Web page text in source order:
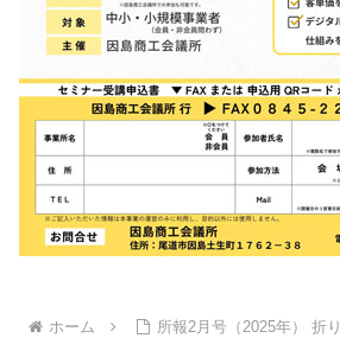
ホーム 所報2月号（2025年） 折